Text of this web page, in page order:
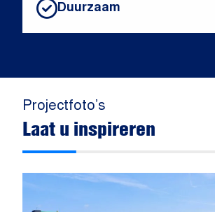
Duurzaam
Projectfoto’s
Laat u inspireren